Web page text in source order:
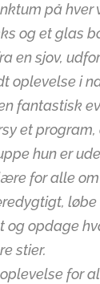
på hver
og et glas
en sjov,
oplevelse i
fantastisk
et program,
hun er
for alle
løbe
og opdage
stier.
for